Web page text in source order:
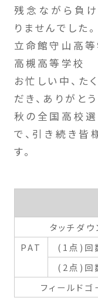
残念ながら負
りませんでした。
立命館守山高
高槻高等学
お忙しい中、た
だき、ありがと
秋の全国高校
で、引き続き皆
す。
タッチダウ
PAT
(1点)回
(2点)回
フィールドゴ